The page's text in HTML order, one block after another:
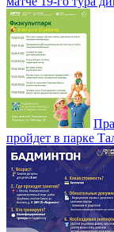
пройдет в парке